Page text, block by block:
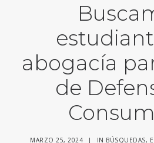
abogacía
de
MARZO 25, 2024 | IN BÚSQUEDAS,